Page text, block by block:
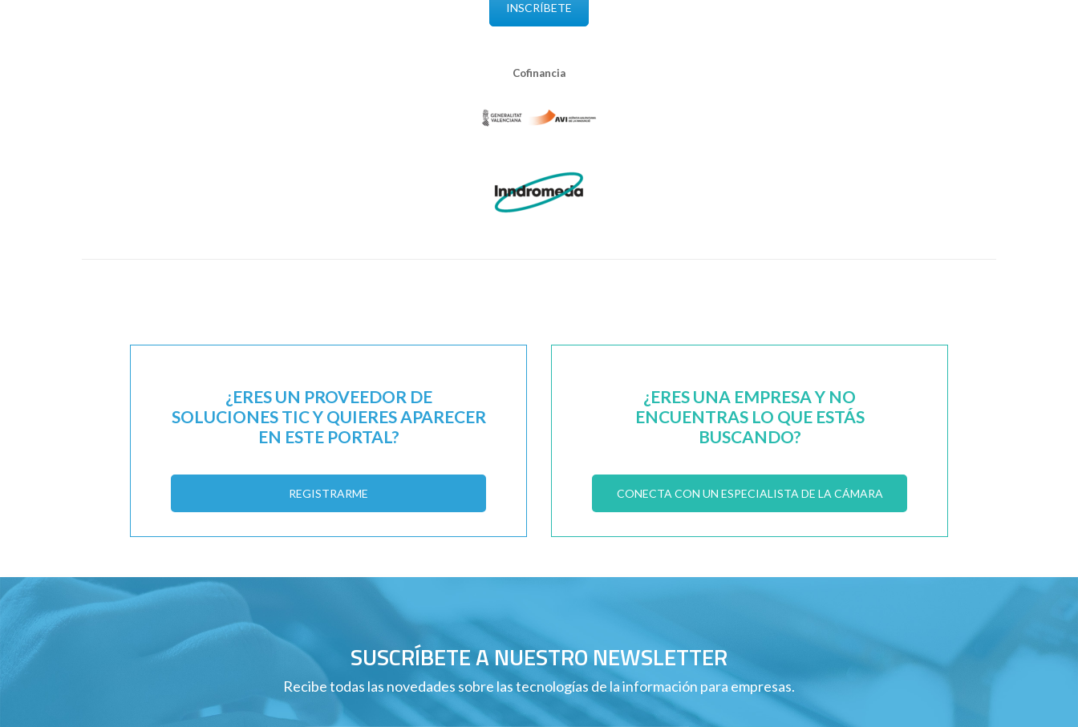
INSCRÍBETE
Cofinancia
¿ERES UN PROVEEDOR DE
SOLUCIONES TIC Y QUIERES APARECER
EN ESTE PORTAL?
REGISTRARME
¿ERES UNA EMPRESA Y NO
ENCUENTRAS LO QUE ESTÁS
BUSCANDO?
CONECTA CON UN ESPECIALISTA DE LA CÁMARA
SUSCRÍBETE A NUESTRO NEWSLETTER
Recibe todas las novedades sobre las tecnologías de la información para empresas.